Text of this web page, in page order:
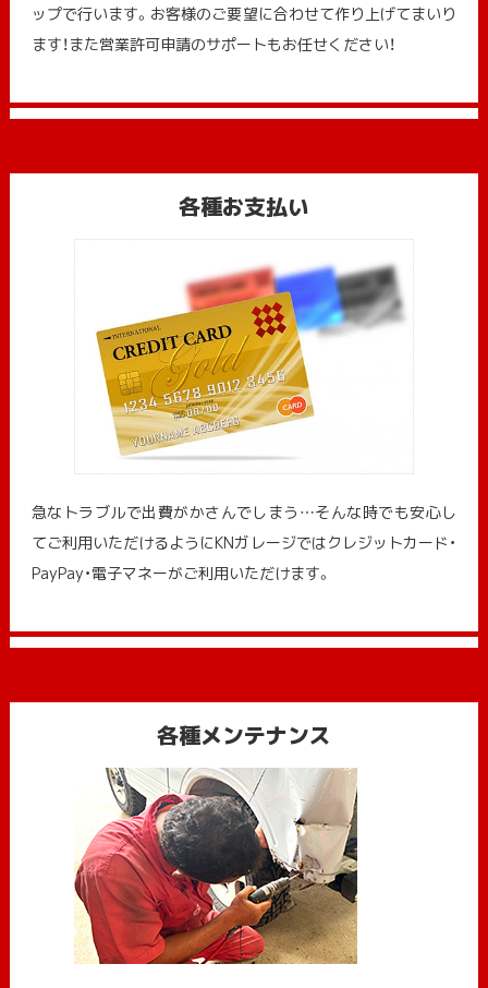
ップで行います。お客様のご要望に合わせて作り上げてまいり
ます！また営業許可申請のサポートもお任せください！
各種お支払い
急なトラブルで出費がかさんでしまう…そんな時でも安心し
てご利用いただけるようにKNガレージではクレジットカード・
PayPay・電子マネーがご利用いただけます。
各種メンテナンス